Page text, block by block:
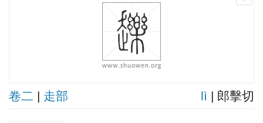
卷二 | 走部 lì | 郎擊切